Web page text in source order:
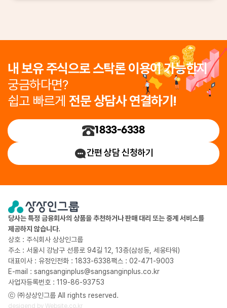
내 보유 주식으로 스탁론 이용이 가능한지
궁금하다면?
쉽고 빠르게전문 상담사 연결하기!
1833-6338
간편 상담 신청하기
당사는 특정 금융회사의 상품을 추천하거나 판매 대리 또는 중계 서비스를
제공하지 않습니다.
상호 : 주식회사 상상인그룹
주소 : 서울시 강남구 선릉로 94길 12, 13층(삼성동, 세웅타워)
대표이사 : 유정인전화 : 1833-6338팩스 : 02-471-9003
E-mail : sangsanginplus@sangsanginplus.co.kr
사업자등록번호 : 119-86-93753
ⓒ ㈜상상인그룹 All rights reserved.
desigend by Website.co.kr